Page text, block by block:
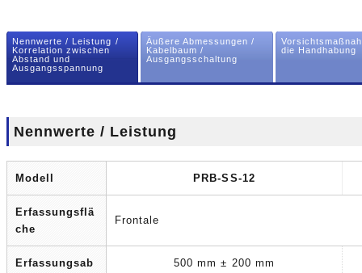
Nennwerte / Leistung /
Korrelation zwischen
Abstand und
Ausgangsspannung
Äußere Abmessungen /
Kabelbaum /
Ausgangsschaltung
die Handhabung
Nennwerte / Leistung
Modell PRB-SS-12
Erfassungsflä
che
Frontale
Erfassungsab
500 mm ± 200 mm